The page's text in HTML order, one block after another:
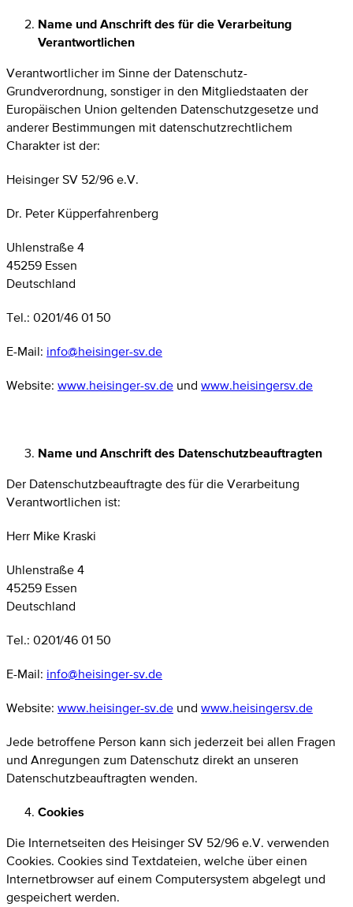
Name und Anschrift des für die Verarbeitung
Verantwortlichen
Verantwortlicher im Sinne der Datenschutz-
Grundverordnung, sonstiger in den Mitgliedstaaten der
Europäischen Union geltenden Datenschutzgesetze und
anderer Bestimmungen mit datenschutzrechtlichem
Charakter ist der:
Heisinger SV 52/96 e.V.
Dr. Peter Küpperfahrenberg
Uhlenstraße 4
45259 Essen
Deutschland
Tel.: 0201/46 01 50
E-Mail: info@heisinger-sv.de
Website: www.heisinger-sv.de und www.heisingersv.de
Name und Anschrift des Datenschutzbeauftragten
Der Datenschutzbeauftragte des für die Verarbeitung
Verantwortlichen ist:
Herr Mike Kraski
Uhlenstraße 4
45259 Essen
Deutschland
Tel.: 0201/46 01 50
E-Mail: info@heisinger-sv.de
Website: www.heisinger-sv.de und www.heisingersv.de
Jede betroffene Person kann sich jederzeit bei allen Fragen
und Anregungen zum Datenschutz direkt an unseren
Datenschutzbeauftragten wenden.
Cookies
Die Internetseiten des Heisinger SV 52/96 e.V. verwenden
Cookies. Cookies sind Textdateien, welche über einen
Internetbrowser auf einem Computersystem abgelegt und
gespeichert werden.